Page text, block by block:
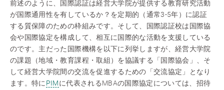
前述のように、国際認証は経営大学院が提供する教育研究活動
が国際通用性を有しているか？を定期的（通常3-5年）に認証
する質保障のための枠組みです。そして、国際認証校は国際協
会や国際協定を構成して、相互に国際的な活動を支援している
のです。主だった国際機構を以下に列挙しますが、経営大学院
の課題（地域・教育課程・取組）を協議する「国際協会」、そ
して経営大学院間の交流を促進するための「交流協定」となり
ます。特にPIMに代表されるMBAの国際協定については、招待